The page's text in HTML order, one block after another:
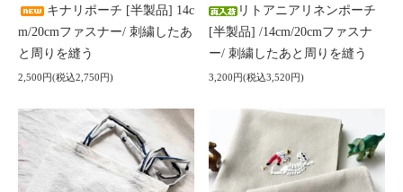
キナリポーチ [半製品] 14c
m/20cmファスナー/ 刺繍したあ
と周りを縫う
2,500円(税込2,750円)
リトアニアリネンポーチ
[半製品] /14cm/20cmファスナ
ー/ 刺繍したあと周りを縫う
3,200円(税込3,520円)